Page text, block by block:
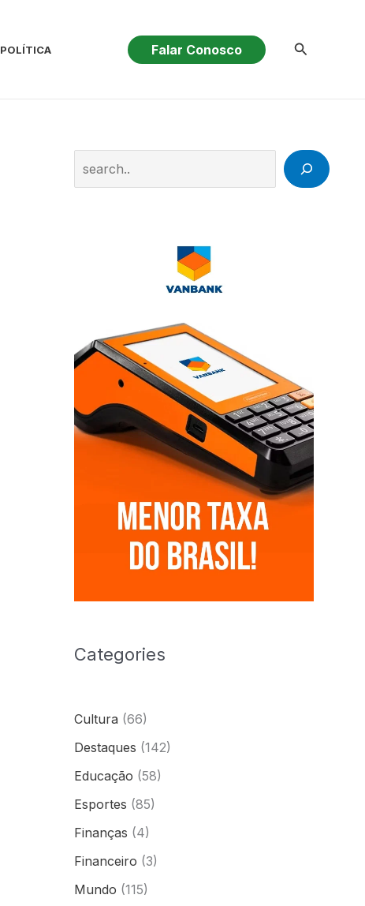
POLÍTICA Falar Conosco Pesquisar
Categories
Cultura (66)
Destaques (142)
Educação (58)
Esportes (85)
Finanças (4)
Financeiro (3)
Mundo (115)